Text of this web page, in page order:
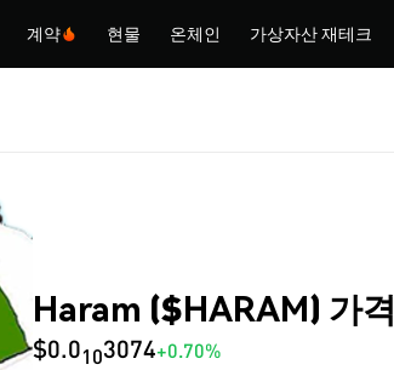
계약 현물 온체인 가상자산 재테크
Haram ($HARAM) 가격
$0.0103074+0.70%